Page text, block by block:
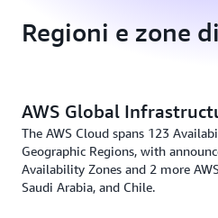
Regioni e zone
AWS Global
The AWS Cloud spans 123
Geographic Regions, with
Availability Zones and 2 more
Saudi Arabia, and Chile.